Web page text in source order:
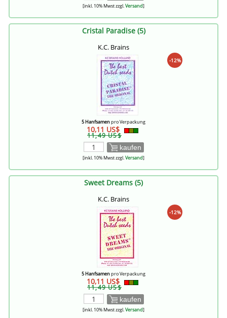
[inkl. 10% Mwst zzgl.Versand]
Cristal Paradise (5)
K.C. Brains
-12%
5 Hanfsamenpro Verpackung
10,11 US$
11,49 US$
kaufen
[inkl. 10% Mwst zzgl.Versand]
Sweet Dreams (5)
K.C. Brains
-12%
5 Hanfsamenpro Verpackung
10,11 US$
11,49 US$
kaufen
[inkl. 10% Mwst zzgl.Versand]